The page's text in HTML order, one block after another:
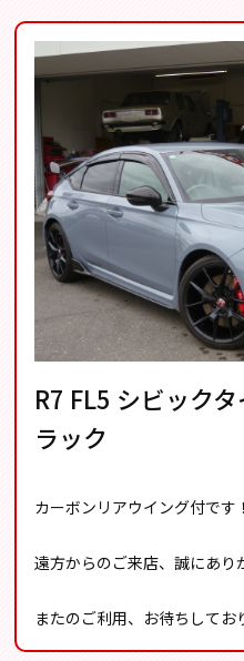
R7 FL5 シビック
ラック
カーボンリアウイング付です！
遠方からのご来店、誠にあり
またのご利用、お待ちしてお